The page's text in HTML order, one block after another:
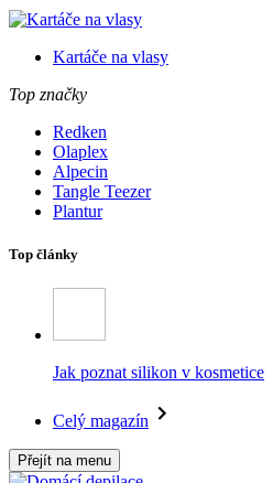
Kartáče na vlasy
Top značky
Redken
Olaplex
Alpecin
Tangle Teezer
Plantur
Top články
Jak poznat silikon v kosmetice
Celý magazín
Přejít na menu